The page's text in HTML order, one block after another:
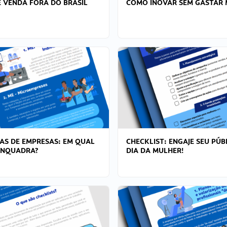
VENDA FORA DO BRASIL COMO INOVAR SEM GASTAR
DE EMPRESAS: EM QUAL
CHECKLIST: ENGAJE SEU
DIA DA MULHER!